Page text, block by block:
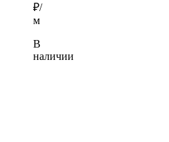
₽/
м
В
наличии